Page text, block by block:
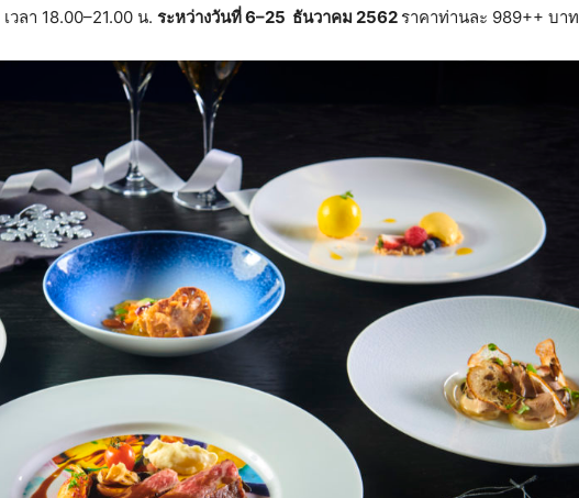
เวลา 18.00–21.00 น. ระหว่างวันที่ 6–25 ธันวาคม 2562 ราคาท่านละ 989++ บาท